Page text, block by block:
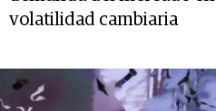
volatilidad cambiaria